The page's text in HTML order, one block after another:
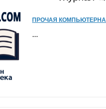
ПРОЧАЯ
...